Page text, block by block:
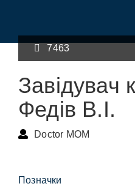
7463
Завідувач
Федів В.І.
Doctor MOM
Позначки